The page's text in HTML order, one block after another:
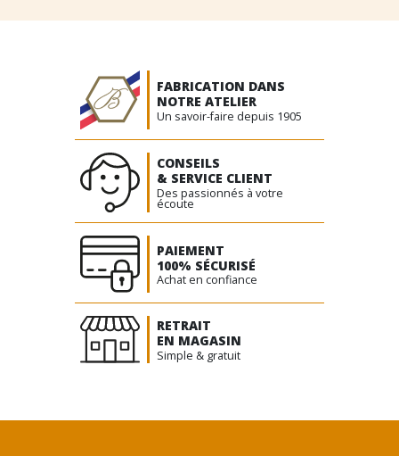
FABRICATION DANS
NOTRE ATELIER
Un savoir-faire depuis 1905
CONSEILS
& SERVICE CLIENT
Des passionnés à votre
écoute
PAIEMENT
100% SÉCURISÉ
Achat en confiance
RETRAIT
EN MAGASIN
Simple & gratuit